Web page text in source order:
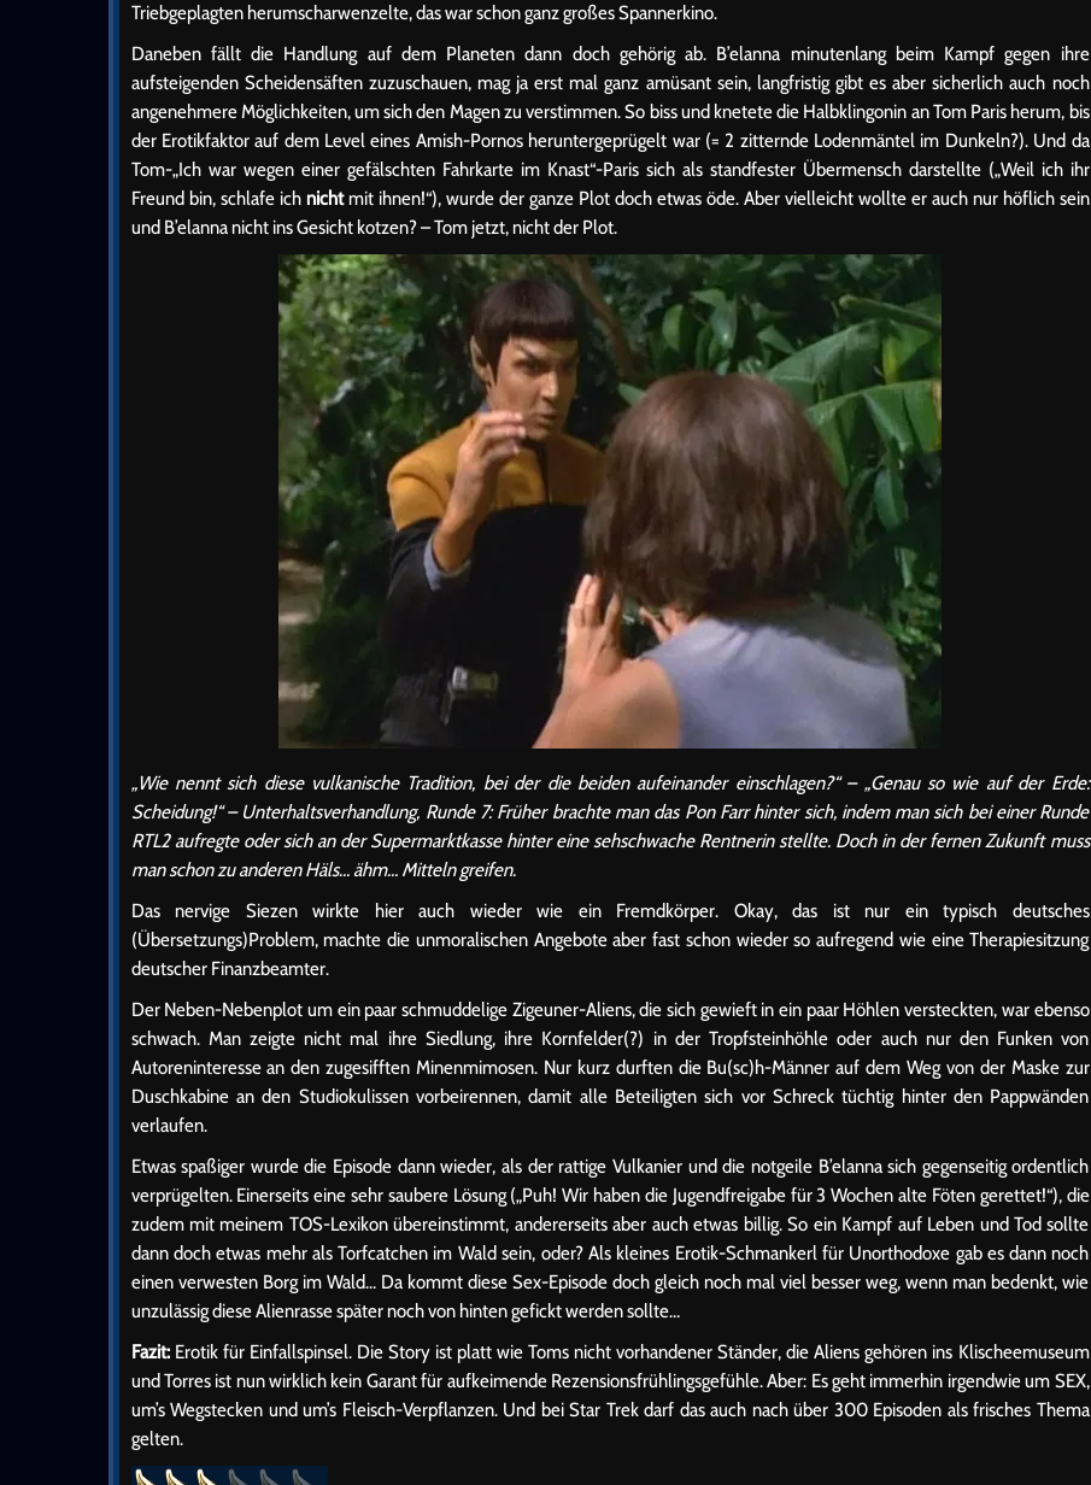
Triebgeplagten herumscharwenzelte, das war schon ganz großes Spannerkino.
Daneben fällt die Handlung auf dem Planeten dann doch gehörig ab. B’elanna minutenlang beim Kampf gegen ihre
aufsteigenden Scheidensäften zuzuschauen, mag ja erst mal ganz amüsant sein, langfristig gibt es aber sicherlich auch noch
angenehmere Möglichkeiten, um sich den Magen zu verstimmen. So biss und knetete die Halbklingonin an Tom Paris herum, bis
der Erotikfaktor auf dem Level eines Amish-Pornos heruntergeprügelt war (= 2 zitternde Lodenmäntel im Dunkeln?). Und da
Tom-„Ich war wegen einer gefälschten Fahrkarte im Knast“-Paris sich als standfester Übermensch darstellte („Weil ich ihr
Freund bin, schlafe ich nichtmit ihnen!“), wurde der ganze Plot doch etwas öde. Aber vielleicht wollte er auch nur höflich sein
und B’elanna nicht ins Gesicht kotzen? – Tom jetzt, nicht der Plot.
„Wie nennt sich diese vulkanische Tradition, bei der die beiden aufeinander einschlagen?“ – „Genau so wie auf der Erde:
Scheidung!“ – Unterhaltsverhandlung, Runde 7: Früher brachte man das Pon Farr hinter sich, indem man sich bei einer Runde
RTL2 aufregte oder sich an der Supermarktkasse hinter eine sehschwache Rentnerin stellte. Doch in der fernen Zukunft muss
man schon zu anderen Häls… ähm… Mitteln greifen.
Das nervige Siezen wirkte hier auch wieder wie ein Fremdkörper. Okay, das ist nur ein typisch deutsches
(Übersetzungs)Problem, machte die unmoralischen Angebote aber fast schon wieder so aufregend wie eine Therapiesitzung
deutscher Finanzbeamter.
Der Neben-Nebenplot um ein paar schmuddelige Zigeuner-Aliens, die sich gewieft in ein paar Höhlen versteckten, war ebenso
schwach. Man zeigte nicht mal ihre Siedlung, ihre Kornfelder(?) in der Tropfsteinhöhle oder auch nur den Funken von
Autoreninteresse an den zugesifften Minenmimosen. Nur kurz durften die Bu(sc)h-Männer auf dem Weg von der Maske zur
Duschkabine an den Studiokulissen vorbeirennen, damit alle Beteiligten sich vor Schreck tüchtig hinter den Pappwänden
verlaufen.
Etwas spaßiger wurde die Episode dann wieder, als der rattige Vulkanier und die notgeile B’elanna sich gegenseitig ordentlich
verprügelten. Einerseits eine sehr saubere Lösung („Puh! Wir haben die Jugendfreigabe für 3 Wochen alte Föten gerettet!“), die
zudem mit meinem TOS-Lexikon übereinstimmt, andererseits aber auch etwas billig. So ein Kampf auf Leben und Tod sollte
dann doch etwas mehr als Torfcatchen im Wald sein, oder? Als kleines Erotik-Schmankerl für Unorthodoxe gab es dann noch
einen verwesten Borg im Wald… Da kommt diese Sex-Episode doch gleich noch mal viel besser weg, wenn man bedenkt, wie
unzulässig diese Alienrasse später noch von hinten gefickt werden sollte…
Fazit:Erotik für Einfallspinsel. Die Story ist platt wie Toms nicht vorhandener Ständer, die Aliens gehören ins Klischeemuseum
und Torres ist nun wirklich kein Garant für aufkeimende Rezensionsfrühlingsgefühle. Aber: Es geht immerhin irgendwie um SEX,
um’s Wegstecken und um’s Fleisch-Verpflanzen. Und bei Star Trek darf das auch nach über 300 Episoden als frisches Thema
gelten.